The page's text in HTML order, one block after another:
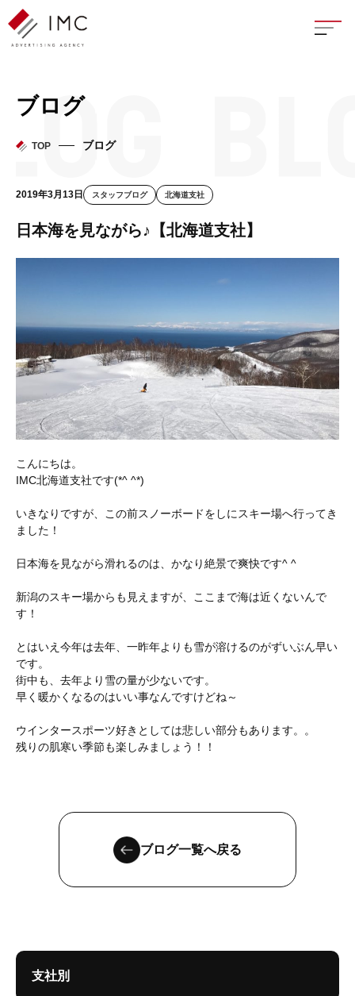
座談
フェ
ブログ
TOP ブログ
2019年3月13日 スタッフブログ 北海道支社
日本海を見ながら♪【北海道支社】
こんにちは。
IMC北海道支社です(*^ ^*)
いきなりですが、この前スノーボードをしにスキー場へ行ってき
ました！
日本海を見ながら滑れるのは、かなり絶景で爽快です^ ^
新潟のスキー場からも見えますが、ここまで海は近くないんで
す！
とはいえ今年は去年、一昨年よりも雪が溶けるのがずいぶん早い
です。
街中も、去年より雪の量が少ないです。
早く暖かくなるのはいい事なんですけどね～
ウインタースポーツ好きとしては悲しい部分もあります。。
残りの肌寒い季節も楽しみましょう！！
ブログ一覧へ戻る
支社別